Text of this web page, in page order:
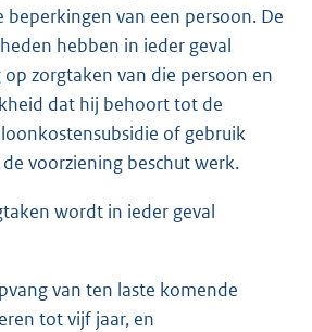
beperkingen van een persoon. De
hebben in ieder geval
zorgtaken van die persoon en
dat hij behoort tot de
of gebruik
voorziening beschut werk.
wordt in ieder geval
van ten laste komende
tot vijf jaar, en